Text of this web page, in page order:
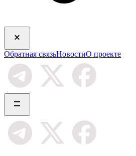
Обратная связьНовостиО проекте